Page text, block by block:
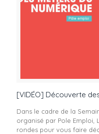
[VIDÉO] Découverte
Dans le cadre de la
organisé par Pole Emploi,
rondes pour vous faire